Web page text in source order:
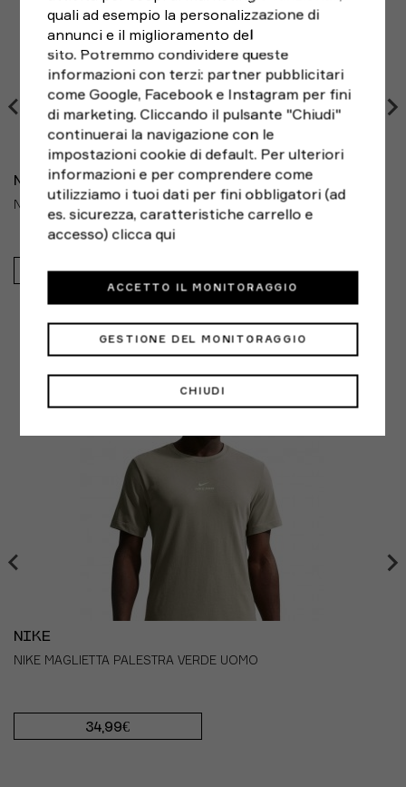
Brand: Nike
Modello: DV9839-398
Brand: Nike
Genere: Uomo
Sport:Palestra e Training
136 - 148 121 - 133 128 - 136
148 - 160 133 - 145 136 - 148
Consigli sul fit
Misure taglie Tall (183-196 cm): i top sono più lunghi di
4,5 cm rispetto a quelli standard. La lunghezza delle
maniche varia in base alla silhouette. Le taglie Tall
sono disponibili solo per modelli selezionati.
Se sei al limite tra due taglie, ordina quella
immediatamente più piccola per una vestibilità più
aderente o quella immediatamente più grande per una
vestibilità più comoda. Se le misurazioni relative alla
circonferenza del torace e del girovita corrispondono
a due taglie consigliate diverse, ordina quella indicata
in base alla misurazione del torace.
Come prendere le misure:
punto più ampio del torace, tenendo il metro sempre
parallelo al pavimento.
misura la circonferenza della vita in
corrispondenza del punto più stretto dell'addome (di
solito corrisponde al punto in cui si forma
un'insenatura nel busto se ci si piega su un lato),
tenendo il metro sempre parallelo al pavimento.
esegui la misurazione in corrispondenza del
punto di massima larghezza dei fianchi, tenendo il
metro sempre parallelo al pavimento.
giornidalla ricezione, seguendo le indicazioni di RESO
FACILE e scegliendo il corriere che preferisci. Le spese
di spedizione del reso sono a carico del cliente.
NIKE
NIKE SHORTS SPORTIVI 7IN LIME UOMO
42,99€
ALTERNATIVE
NIKE
NIKE MAGLIETTA PALESTRA VERDE UOMO
34,99€
quali ad esempio la personalizzazione di
annunci e il miglioramento del
sito. Potremmo condividere queste
informazioni con terzi: partner pubblicitari
come Google, Facebook e Instagram per fini
di marketing. Cliccando il pulsante "Chiudi"
continuerai la navigazione con le
impostazioni cookie di default. Per ulteriori
informazioni e per comprendere come
utilizziamo i tuoi dati per fini obbligatori (ad
es. sicurezza, caratteristiche carrello e
accesso)clicca qui
CHIUDI
GESTIONE DEL MONITORAGGIO
ACCETTO IL MONITORAGGIO